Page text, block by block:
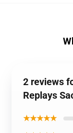
2 reviews
Replays
★★★★★